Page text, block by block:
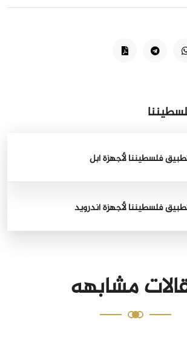
فلسطيننا لأجهزة أبل
فلسطيننا لأجهزة أندرويد
مشابهه